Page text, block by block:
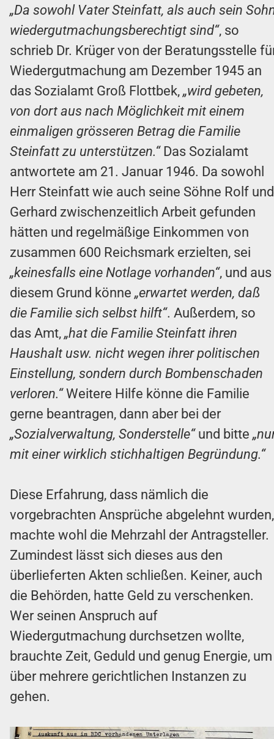
„Da sowohl Vater Steinfatt, als auch sein
wiedergutmachungsberechtigt sind“, so
schrieb Dr. Krüger von der Beratungsstelle
Wiedergutmachung am Dezember 1945 an
das Sozialamt Groß Flottbek, „wird gebeten,
von dort aus nach Möglichkeit mit einem
einmaligen grösseren Betrag die Familie
Steinfatt zu unterstützen.“Das Sozialamt
antwortete am 21. Januar 1946. Da sowohl
Herr Steinfatt wie auch seine Söhne Rolf und
Gerhard zwischenzeitlich Arbeit gefunden
hätten und regelmäßige Einkommen von
zusammen 600 Reichsmark erzielten, sei
„keinesfalls eine Notlage vorhanden“, und aus
diesem Grund könne „erwartet werden, daß
die Familie sich selbst hilft“. Außerdem, so
das Amt, „hat die Familie Steinfatt ihren
Haushalt usw. nicht wegen ihrer politischen
Einstellung, sondern durch Bombenschaden
verloren.“Weitere Hilfe könne die Familie
gerne beantragen, dann aber bei der
„Sozialverwaltung, Sonderstelle“und bitte
mit einer wirklich stichhaltigen Begründung.“
Diese Erfahrung, dass nämlich die
vorgebrachten Ansprüche abgelehnt wurden,
machte wohl die Mehrzahl der Antragsteller.
Zumindest lässt sich dieses aus den
überlieferten Akten schließen. Keiner, auch
die Behörden, hatte Geld zu verschenken.
Wer seinen Anspruch auf
Wiedergutmachung durchsetzen wollte,
brauchte Zeit, Geduld und genug Energie, um
über mehrere gerichtlichen Instanzen zu
gehen.